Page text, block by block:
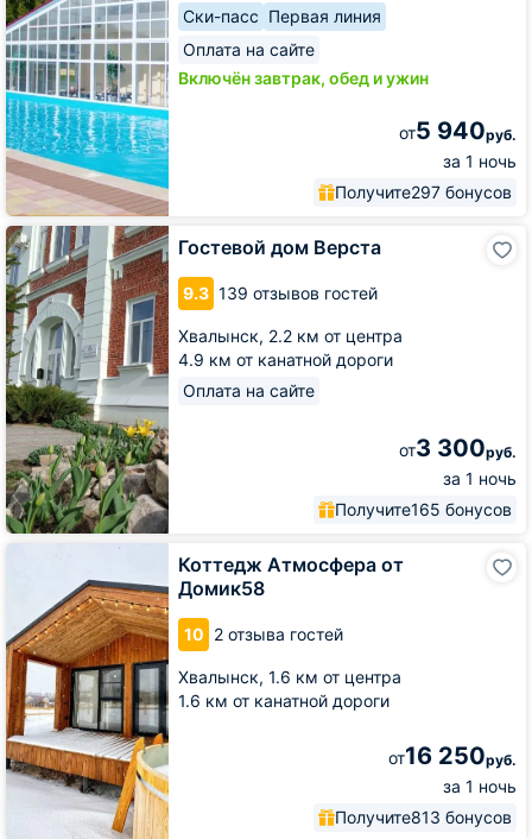
Ски-пасс Первая линия
Оплата на сайте
Включён завтрак, обед и ужин
от5 940руб.
за 1 ночь
Получите297 бонусов
Гостевой дом Верста
9.3 139 отзывов гостей
Хвалынск, 2.2 км от центра
4.9 км от канатной дороги
Оплата на сайте
от3 300руб.
за 1 ночь
Получите165 бонусов
Гостевой
дом
Верста
Коттедж Атмосфера от
Домик58
10 2 отзыва гостей
Хвалынск, 1.6 км от центра
1.6 км от канатной дороги
от16 250руб.
за 1 ночь
Получите813 бонусов
Домик58